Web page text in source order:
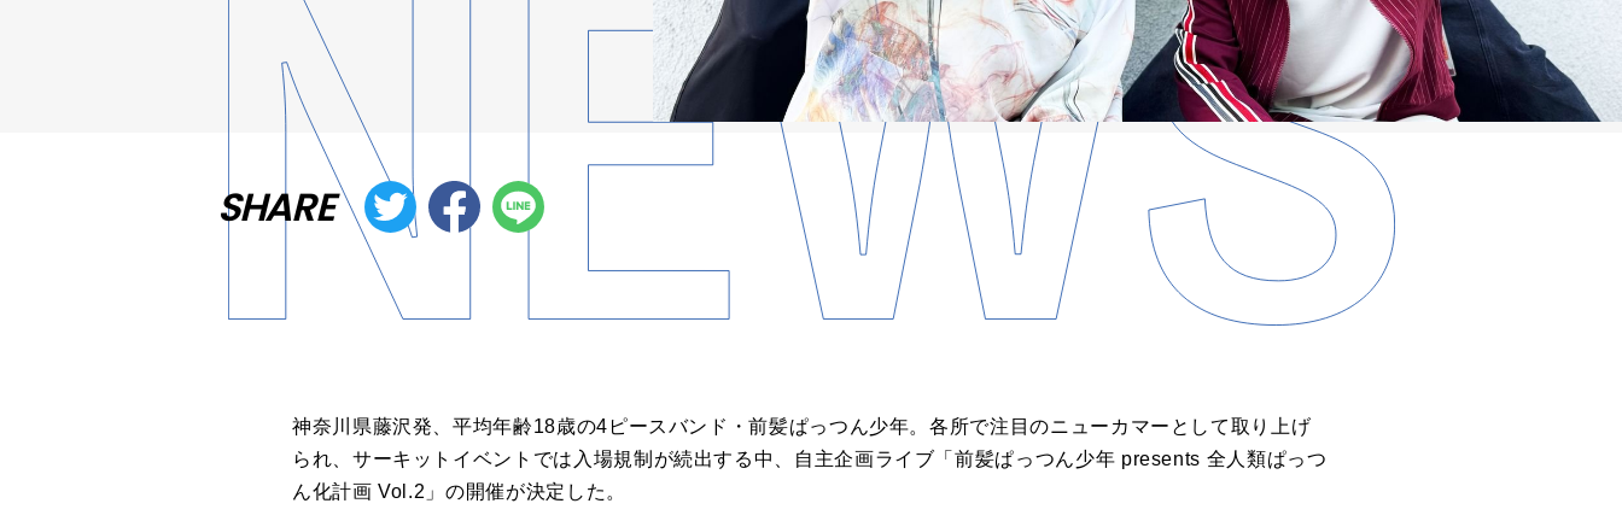
SHARE
神奈川県藤沢発、平均年齢18歳の4ピースバンド・前髪ぱっつん少年。各所で注目のニューカマーとして取り上げ
られ、サーキットイベントでは入場規制が続出する中、自主企画ライブ「前髪ぱっつん少年 presents 全人類ぱっつ
ん化計画 Vol.2」の開催が決定した。